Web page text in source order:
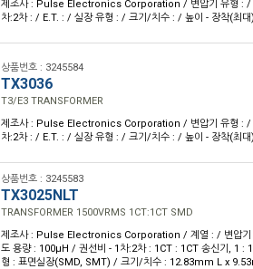
제조사 : Pulse Electronics Corporation / 변압기 유형 : /
차:2차 : / E.T. : / 실장 유형 : / 크기/치수 : / 높이 - 장착(최
상품번호 : 3245584
TX3036
T3/E3 TRANSFORMER
제조사 : Pulse Electronics Corporation / 변압기 유형 : /
차:2차 : / E.T. : / 실장 유형 : / 크기/치수 : / 높이 - 장착(최
상품번호 : 3245583
TX3025NLT
TRANSFORMER 1500VRMS 1CT:1CT SMD
제조사 : Pulse Electronics Corporation / 계열 : / 변압기
도 용량 : 100µH / 권선비 - 1차:2차 : 1CT : 1CT 송신기, 1 :
형 : 표면실장(SMD, SMT) / 크기/치수 : 12.83mm L x